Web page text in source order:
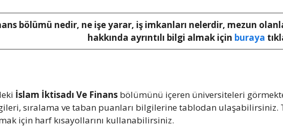
bölümü nedir, ne işe yarar, iş imkanları nelerdir, mezun
hakkında ayrıntılı bilgi almak için buraya
İslam İktisadı Ve Finansbölümünü içeren üniversiteleri
sıralama ve taban puanları bilgilerine tablodan
için harf kısayollarını kullanabilirsiniz.